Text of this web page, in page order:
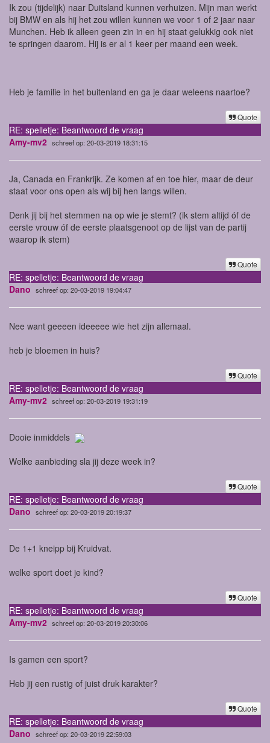
Ik zou (tijdelijk) naar Duitsland kunnen verhuizen. Mijn man werkt
bij BMW en als hij het zou willen kunnen we voor 1 of 2 jaar naar
Munchen. Heb ik alleen geen zin in en hij staat gelukkig ook niet
te springen daarom. Hij is er al 1 keer per maand een week.
Heb je familie in het buitenland en ga je daar weleens naartoe?
Quote
RE: spelletje: Beantwoord de vraag
Amy-mv2 schreef op: 20-03-2019 18:31:15
Ja, Canada en Frankrijk. Ze komen af en toe hier, maar de deur
staat voor ons open als wij bij hen langs willen.
Denk jij bij het stemmen na op wie je stemt? (ik stem altijd óf de
eerste vrouw óf de eerste plaatsgenoot op de lijst van de partij
waarop ik stem)
Quote
RE: spelletje: Beantwoord de vraag
Dano schreef op: 20-03-2019 19:04:47
Nee want geeeen ideeeee wie het zijn allemaal.
heb je bloemen in huis?
Quote
RE: spelletje: Beantwoord de vraag
Amy-mv2 schreef op: 20-03-2019 19:31:19
Dooie inmiddels
Welke aanbieding sla jij deze week in?
Quote
RE: spelletje: Beantwoord de vraag
Dano schreef op: 20-03-2019 20:19:37
De 1+1 kneipp bij Kruidvat.
welke sport doet je kind?
Quote
RE: spelletje: Beantwoord de vraag
Amy-mv2 schreef op: 20-03-2019 20:30:06
Is gamen een sport?
Heb jij een rustig of juist druk karakter?
Quote
RE: spelletje: Beantwoord de vraag
Dano schreef op: 20-03-2019 22:59:03